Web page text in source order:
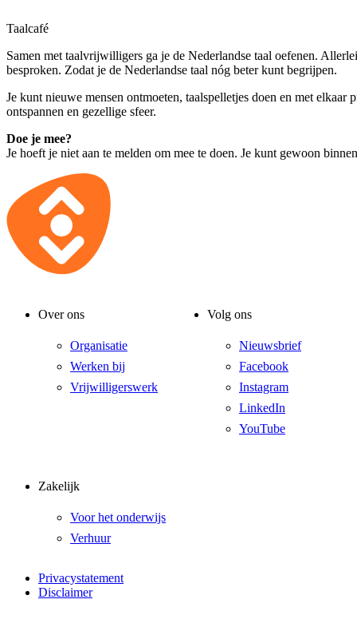
Taalcafé
Samen met taalvrijwilligers ga je de Nederlandse taal oefenen.
besproken. Zodat je de Nederlandse taal nóg beter kunt begrijpen.
Je kunt nieuwe mensen ontmoeten, taalspelletjes doen en met elkaar
ontspannen en gezellige sfeer.
Doe je mee?
Je hoeft je niet aan te melden om mee te doen. Je kunt gewoon
Over ons
Organisatie
Werken bij
Vrijwilligerswerk
Volg ons
Nieuwsbrief
Facebook
Instagram
LinkedIn
YouTube
Zakelijk
Voor het onderwijs
Verhuur
Privacystatement
Disclaimer